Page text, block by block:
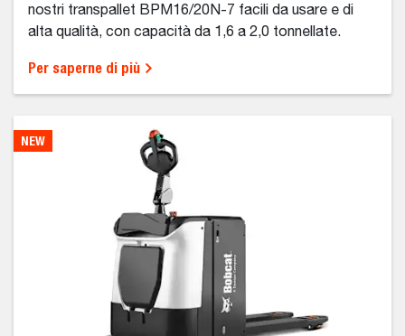
nostri transpallet BPM16/20N-7 facili da usare e di
alta qualità, con capacità da 1,6 a 2,0 tonnellate.
Per saperne di più
NEW